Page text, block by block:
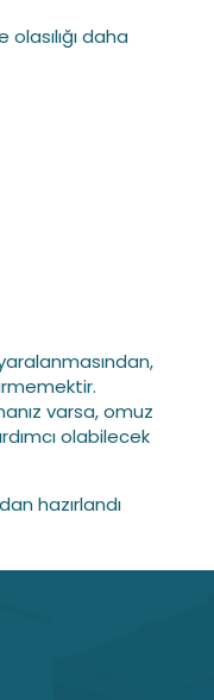
daha
varsa, omuz
olabilecek
hazırlandı